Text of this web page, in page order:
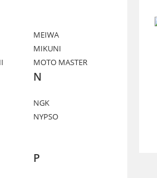
MEIWA
MIKUNI
MOTO MASTER
N
NGK
NYPSO
P